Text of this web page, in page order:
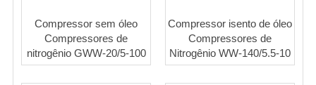
Compressor sem óleo
Compressores de
nitrogênio GWW-20/5-100
Compressor isento de óleo
Compressores de
Nitrogênio WW-140/5.5-10